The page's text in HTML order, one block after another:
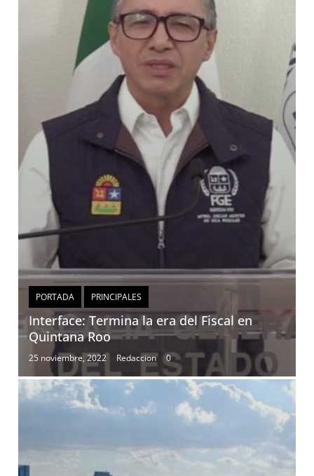
PORTADA PRINCIPALES
Interface: Termina la era del Fiscal en
Quintana Roo
25 noviembre, 2022 Redaccion 0